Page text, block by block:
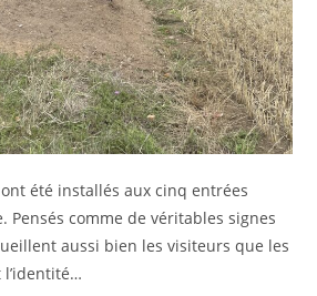
été installés aux cinq entrées
Pensés comme de véritables signes
aussi bien les visiteurs que les